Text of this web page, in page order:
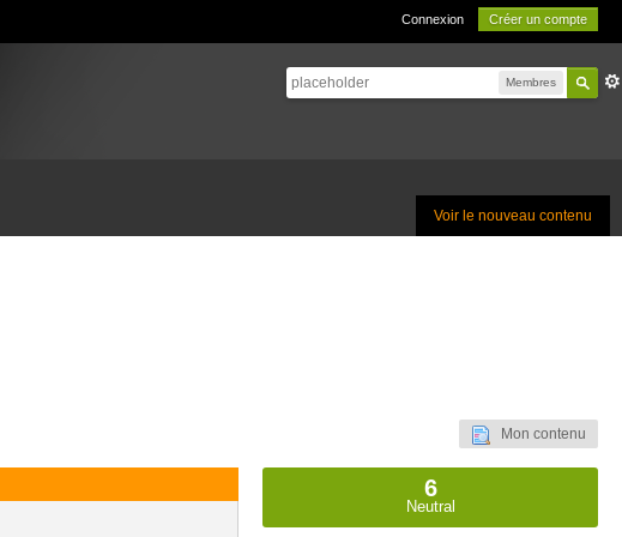
Connexion Créer un compte
Membres
Voir le nouveau contenu
Mon contenu
6
Neutral